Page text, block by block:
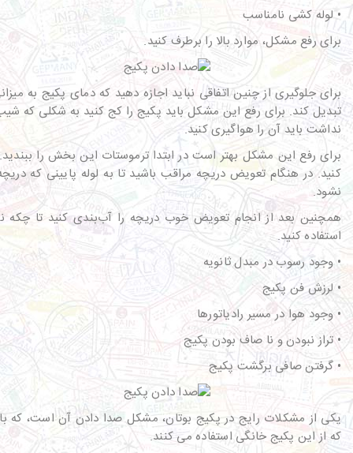
• لوله کشی نامناسب
برای رفع مشکل، موارد بالا را برطرف کنید.
برای جلوگیری از چنین اتفاقی نباید اجازه دهید که دمای پکیج به
تبدیل کند. برای رفع این مشکل باید پکیج را کج کنید به شکلی که
نداشت باید آن را هواگیری کنید.
برای رفع این مشکل بهتر است در ابتدا ترموستات این بخش را
کنید. در هنگام تعویض دریچه مراقب باشید تا به لوله پایینی که
نشود.
همچنین بعد از انجام تعویض خوب دریچه را آب‌بندی کنید تا چکه
استفاده کنید.
• وجود رسوب در مبدل ثانویه
• لرزش فن پکیج
• وجود هوا در مسیر رادیاتورها
• تراز نبودن و نا صاف بودن پکیج
• گرفتن صافی برگشت پکیج
یکی از مشکلات رایج در پکیج بوتان، مشکل صدا دادن آن است، که
که از این پکیج خانگی استفاده می کنند.